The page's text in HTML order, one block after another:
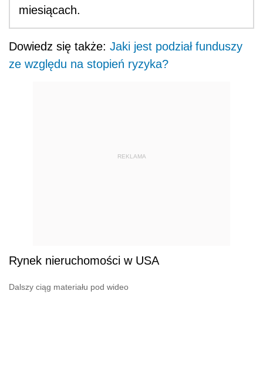
miesiącach.
Dowiedz się także: Jaki jest podział funduszy
ze względu na stopień ryzyka?
REKLAMA
Rynek nieruchomości w USA
Dalszy ciąg materiału pod wideo